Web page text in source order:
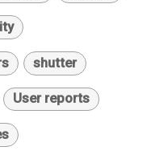
shutter
User reports